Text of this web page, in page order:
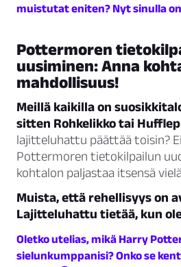
muistutat eniten? Nyt sinulla
Pottermoren
uusiminen: Anna
mahdollisuus!
Meillä kaikilla on
sitten Rohkelikko tai
lajitteluhattu päättää toisin?
Pottermoren tietokilpailun
kohtalon paljastaa itsensä
Muista, että rehellisyys on
Lajitteluhattu tietää, kun
Oletko utelias, mikä Harry
sielunkumppanisi? Onko se